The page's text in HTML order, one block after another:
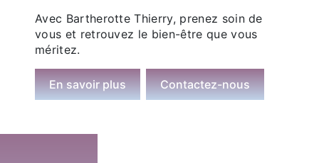
Avec Bartherotte Thierry, prenez soin de
vous et retrouvez le bien-être que vous
méritez.
En savoir plus Contactez-nous